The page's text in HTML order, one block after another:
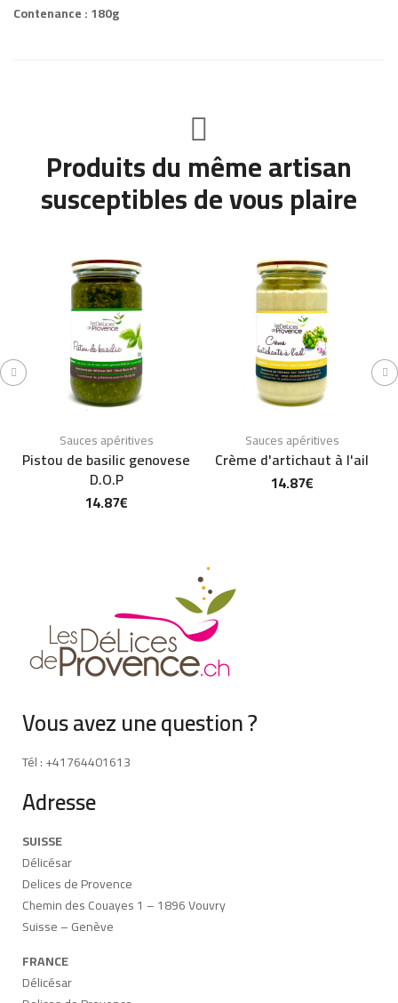
Contenance : 180g
Produits du même artisan
susceptibles de vous plaire
Sauces apéritives
Pistou de basilic genovese
D.O.P
14.87€
Sauces apéritives
Crème d'artichaut à l'ail
14.87€
Vous avez une question ?
Tél : +41764401613
Adresse
SUISSE
Délicésar
Delices de Provence
Chemin des Couayes 1 – 1896 Vouvry
Suisse – Genève
FRANCE
Délicésar